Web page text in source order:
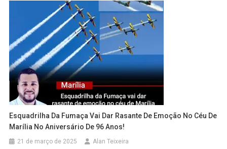
Esquadrilha Da Fumaça Vai Dar Rasante De Emoção No Céu De
Marília No Aniversário De 96 Anos!
21 de março de 2025 Alan Teixeira